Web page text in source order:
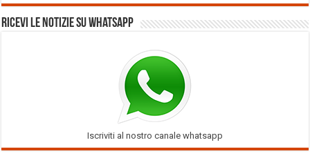
Ricevi le notizie su Whatsapp
Iscriviti al nostro canale whatsapp